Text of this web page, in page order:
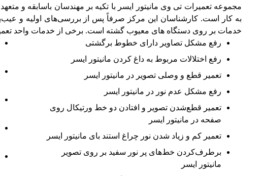
مجموعه تعمیرات تی وی مانیتور ایسر با تکیه بر مهندسان باسابقه
به کار است. کارشناسان این مرکز صرفاً پس از بررسی‌های اولیه و
خدمات بر روی دستگاه های معیوب گشته است. برخی از خدمات واحد
رفع مشکل تصاویر دارای خطوط برگشتی
رفع اختلالات مربوط به داغ کردن مانیتور ایسر
تعمیر قطع و وصلی تصویر در مانیتور ایسر
رفع مشکل عدم نور در مانیتور ایسر
تعمیر قطع‌شدن تصویر و افتادن دو خط ورتیکال روی
صفحه در مانیتور ایسر
تعمیر کم و زیاد شدن نور چراغ استند بای مانیتور ایسر
برطرف‌کردن خط‌های پر نور سفید بر روی تصویر
مانیتور ایسر